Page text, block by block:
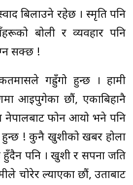
बिलाउने रहेछ । स्मृति पनि
बोली र व्यवहार पनि
सक्छ !
गह्रुँगो हुन्छ । हामी
आइपुगेका छौं, एकाबिहानै
नेपालबाट फोन आयो भने पनि
हुन्छ ! कुनै खुशीको खबर होला
हुँदैन पनि । खुशी र सपना जति
चोरेर ल्याएका छौं, उताबाट